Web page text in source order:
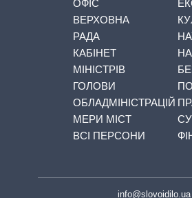
ОФІС
ВЕРХОВНА
РАДА
КАБІНЕТ
МІНІСТРІВ
ГОЛОВИ
ОБЛАДМІНІСТРАЦІЙ
МЕРИ МІСТ
ВСІ ПЕРСОНИ
info@slovoidilo.ua